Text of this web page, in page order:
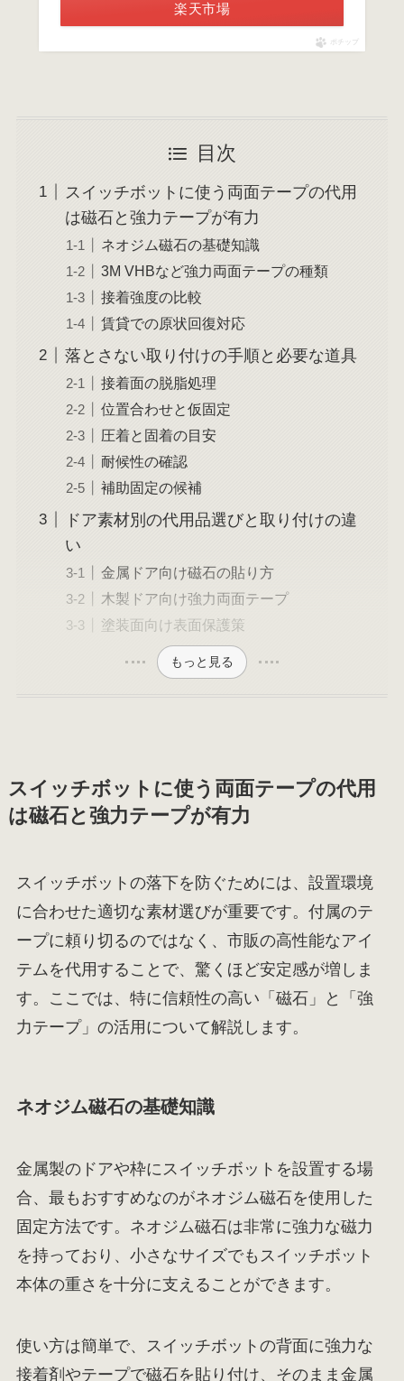
楽天市場
ポチップ
目次
スイッチボットに使う両面テープの代用
は磁石と強力テープが有力
ネオジム磁石の基礎知識
3M VHBなど強力両面テープの種類
接着強度の比較
賃貸での原状回復対応
落とさない取り付けの手順と必要な道具
接着面の脱脂処理
位置合わせと仮固定
圧着と固着の目安
耐候性の確認
補助固定の候補
ドア素材別の代用品選びと取り付けの違
い
金属ドア向け磁石の貼り方
木製ドア向け強力両面テープ
塗装面向け表面保護策
もっと見る
スイッチボットに使う両面テープの代用
は磁石と強力テープが有力
スイッチボットの落下を防ぐためには、設置環境
に合わせた適切な素材選びが重要です。付属のテ
ープに頼り切るのではなく、市販の高性能なアイ
テムを代用することで、驚くほど安定感が増しま
す。ここでは、特に信頼性の高い「磁石」と「強
力テープ」の活用について解説します。
ネオジム磁石の基礎知識
金属製のドアや枠にスイッチボットを設置する場
合、最もおすすめなのがネオジム磁石を使用した
固定方法です。ネオジム磁石は非常に強力な磁力
を持っており、小さなサイズでもスイッチボット
本体の重さを十分に支えることができます。
使い方は簡単で、スイッチボットの背面に強力な
接着剤やテープで磁石を貼り付け、そのまま金属